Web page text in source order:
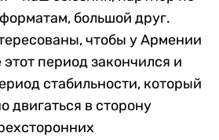
большой друг.
чтобы у Армении
период закончился и
стабильности, который
двигаться в сторону